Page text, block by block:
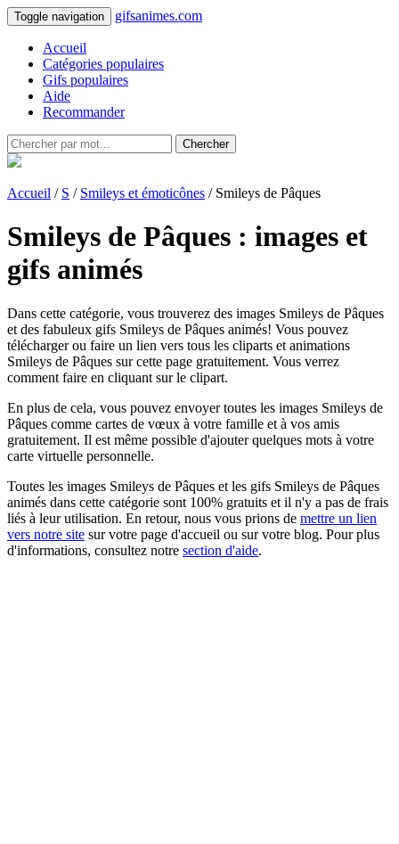
Toggle navigation gifsanimes.com
Accueil
Catégories populaires
Gifs populaires
Aide
Recommander
Chercher
Accueil / S / Smileys et émoticônes / Smileys de Pâques
Smileys de Pâques : images et
gifs animés
Dans cette catégorie, vous trouverez des images Smileys de Pâques
et des fabuleux gifs Smileys de Pâques animés! Vous pouvez
télécharger ou faire un lien vers tous les cliparts et animations
Smileys de Pâques sur cette page gratuitement. Vous verrez
comment faire en cliquant sur le clipart.
En plus de cela, vous pouvez envoyer toutes les images Smileys de
Pâques comme cartes de vœux à votre famille et à vos amis
gratuitement. Il est même possible d'ajouter quelques mots à votre
carte virtuelle personnelle.
Toutes les images Smileys de Pâques et les gifs Smileys de Pâques
animés dans cette catégorie sont 100% gratuits et il n'y a pas de frais
liés à leur utilisation. En retour, nous vous prions de mettre un lien
vers notre site sur votre page d'accueil ou sur votre blog. Pour plus
d'informations, consultez notre section d'aide.